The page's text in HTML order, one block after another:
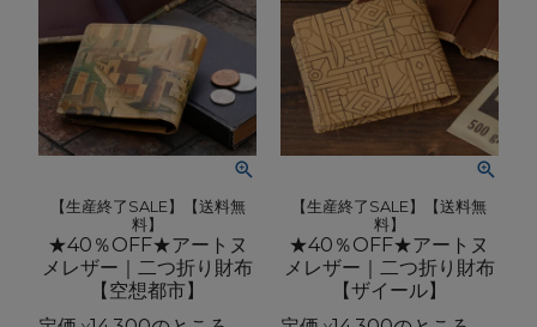
【生産終了SALE】【送料無
料】
★40％OFF★アートヌ
メレザー｜二つ折り財布
【空想都市】
【生産終了SALE】【送料無
料】
★40％OFF★アートヌ
メレザー｜二つ折り財布
【ザイール】